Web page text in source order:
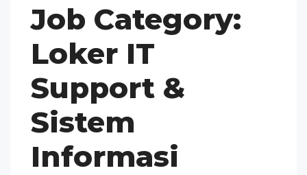
Job Category:
Loker IT
Support &
Sistem
Informasi